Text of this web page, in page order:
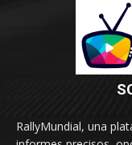
RallyMundial, una